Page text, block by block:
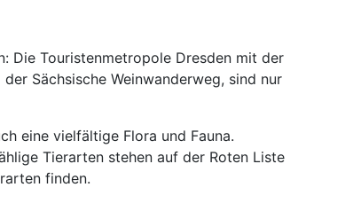
Die Touristenmetropole Dresden mit der
Sächsische Weinwanderweg, sind nur
eine vielfältige Flora und Fauna.
Tierarten stehen auf der Roten Liste
finden.